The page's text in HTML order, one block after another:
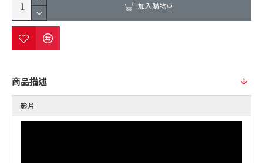
加入購物車
商品描述
影片